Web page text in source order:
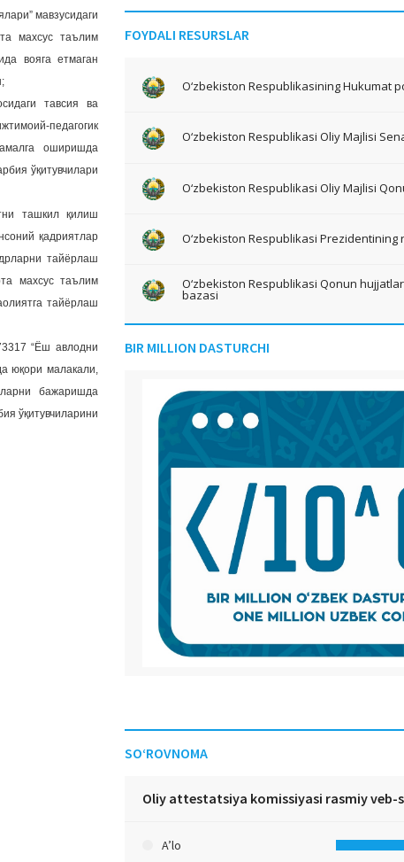
мавзусидаги
махсус таълим
вояга етмаган
тавсия ва
педагогик
оширишда
ўқитувчилари
ташкил қилиш
қадриятлар
тайёрлаш
махсус таълим
тайёрлаш
“Ёш авлодни
юқори малакали,
бажаришда
ўқитувчиларини
FOYDALI RESURSLAR
O‘zbekiston Respublikasining Hukumat
O‘zbekiston Respublikasi Oliy Majlisi
O‘zbekiston Respublikasi Oliy Majlisi
O‘zbekiston Respublikasi Prezidentining
O‘zbekiston Respublikasi Qonun
bazasi
BIR MILLION DASTURCHI
SO‘ROVNOMA
Oliy attestatsiya komissiyasi rasmiy
A’lo